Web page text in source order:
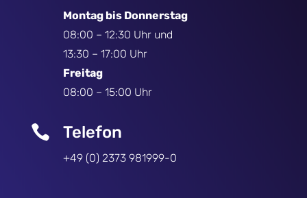
Montag bis Donnerstag
08:00 – 12:30 Uhr und
13:30 – 17:00 Uhr
Freitag
08:00 – 15:00 Uhr
 Telefon
+49 (0) 2373 981999-0